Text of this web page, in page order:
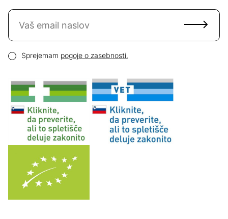
Naročite se na novice
Pogoji zasebnosti
Sprejemam pogoje o zasebnosti.